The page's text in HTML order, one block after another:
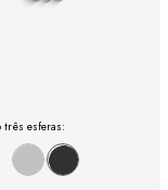
três esferas: